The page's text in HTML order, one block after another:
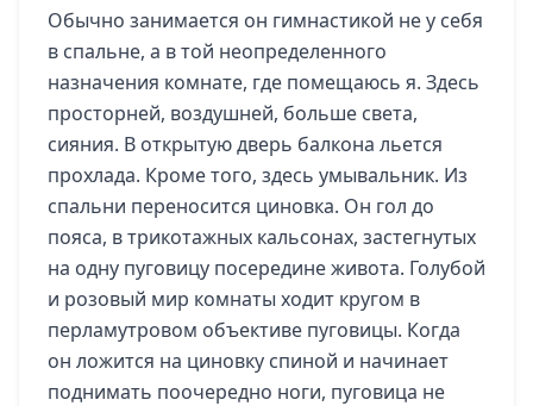
Обычно занимается он гимнастикой не у себя
в спальне, а в той неопределенного
назначения комнате, где помещаюсь я. Здесь
просторней, воздушней, больше света,
сияния. В открытую дверь балкона льется
прохлада. Кроме того, здесь умывальник. Из
спальни переносится циновка. Он гол до
пояса, в трикотажных кальсонаx, застегнутых
на одну пуговицу посередине живота. Голубой
и розовый мир комнаты ходит кругом в
перламутровом объективе пуговицы. Когда
он ложится на циновку спиной и начинает
поднимать поочередно ноги, пуговица не